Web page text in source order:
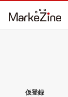
仮登録